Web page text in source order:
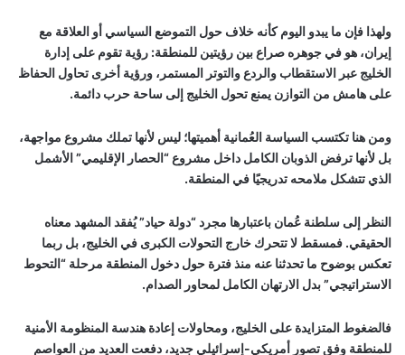
ولهذا فإن ما يبدو اليوم كأنه خلاف حول التموضع السياسي أو العلاقة مع
إيران، هو في جوهره صراع بين رؤيتين للمنطقة: رؤية تقوم على إدارة
الخليج عبر الاستقطاب والردع والتوتر المستمر، ورؤية أخرى تحاول الحفاظ
على هامش من التوازن يمنع تحول الخليج إلى ساحة حرب دائمة.
ومن هنا تكتسب السياسة العُمانية أهميتها؛ ليس لأنها تملك مشروع مواجهة،
بل لأنها ترفض الذوبان الكامل داخل مشروع “الحصار الإقليمي” الأشمل
الذي تتشكل ملامحه تدريجيًا في المنطقة.
النظر إلى سلطنة عُمان باعتبارها مجرد “دولة حياد” يُفقد المشهد معناه
الحقيقي. فمسقط لا تتحرك خارج التحولات الكبرى في الخليج، بل ربما
تعكس بوضوح ما تحدثنا عنه منذ فترة حول دخول المنطقة مرحلة “التحوط
الاستراتيجي” بدل الارتهان الكامل لمحاور الصدام.
فالضغوط المتزايدة على الخليج، ومحاولات إعادة هندسة المنظومة الأمنية
للمنطقة وفق تصور أمريكي-إسرائيلي جديد، دفعت العديد من العواصم